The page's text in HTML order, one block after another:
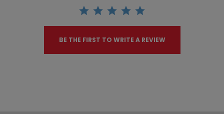
BE THE FIRST TO WRITE A REVIEW